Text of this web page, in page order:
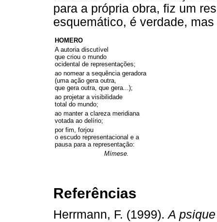
para a própria obra, fiz um
esquemático, é verdade,
HOMERO
A autoria discutível
que criou o mundo
ocidental de representações;
ao nomear a sequência geradora
(uma ação gera outra,
que gera outra, que gera...);
ao projetar a visibilidade
total do mundo;
ao manter a clareza meridiana
votada ao delírio;
por fim, forjou
o escudo representacional e a
pausa para a representação:
Mímese.
Referências
Herrmann, F. (1999).A